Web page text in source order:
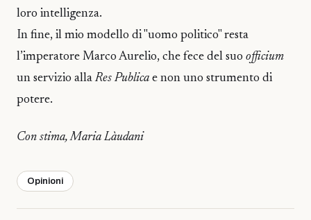
loro intelligenza.
In fine, il mio modello di "uomo politico" resta
l’imperatore Marco Aurelio, che fece del suo officium
un servizio allaRes Publica e non uno strumento di
potere.
Con stima, Maria Làudani
Opinioni